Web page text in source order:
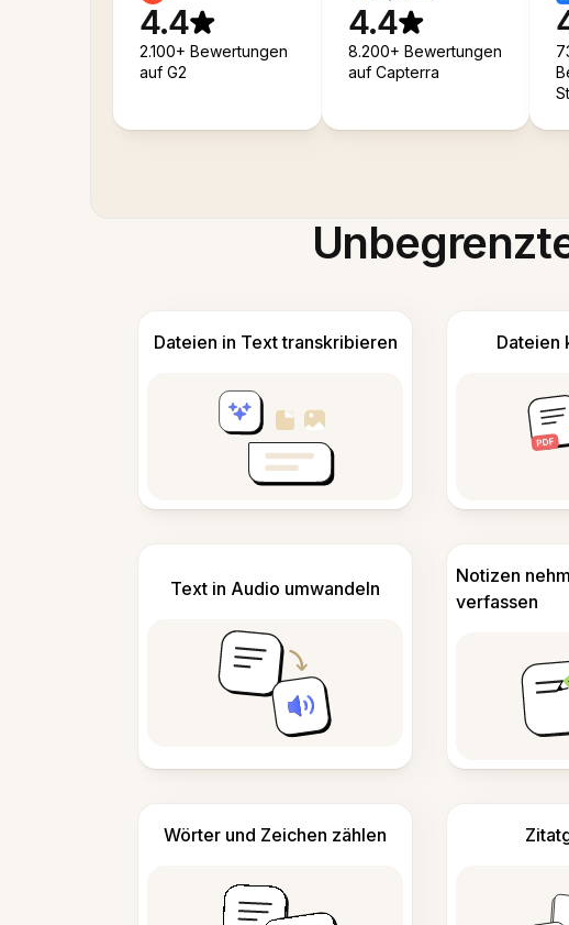
4.4
2.100+ Bewertungen
auf G2
4.4
8.200+ Bewertungen
auf Capterra
Dateien in Text transkribieren Dateien
Text in Audio umwandeln
Notizen
verfassen
Wörter und Zeichen zählen